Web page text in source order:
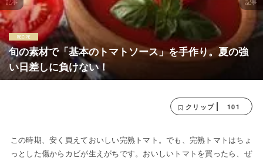
旬の素材で「基本のトマトソース」を手作り。夏の強
い日差しに負けない！
記事
記事
クリップ 101
この時期、安く買えておいしい完熟トマト。でも、完熟トマトはちょ
っとした傷からカビが生えがちです。おいしいトマトを買ったら、ぜ